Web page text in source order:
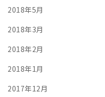
2018年5月
2018年3月
2018年2月
2018年1月
2017年12月